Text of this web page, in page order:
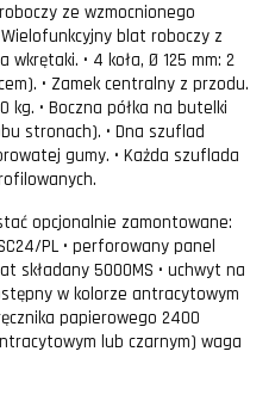
ze wzmocnionego
blat roboczy z
• 4 koła, Ø 125 mm: 2
• Zamek centralny z przodu.
kg. • Boczna półka na butelki
stronach). • Dna szuflad
gumy. • Każda szuflada
opcjonalnie zamontowane:
PL • perforowany panel
składany 5000MS • uchwyt na
w kolorze antracytowym
papierowego 2400
lub czarnym) waga